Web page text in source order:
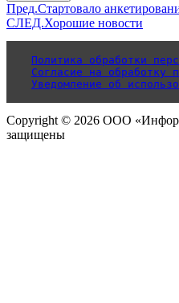
Пред.Стартовало
СЛЕД.Хорошие новости
Политика обработки
Согласие на обработку
Уведомление об
Copyright © 2026 ООО
защищены